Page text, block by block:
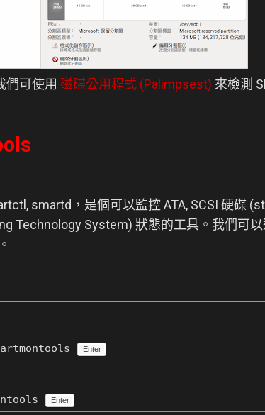
們可使用 磁碟公用程式 (Palimpsest) 來檢測
smartd，是個可以監控 ATA, SCSI 硬碟
Technology System) 狀態的工具。我們可
Enter
Enter